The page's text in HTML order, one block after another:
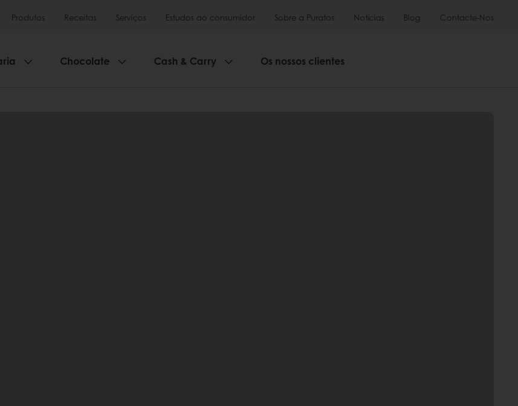
Produtos Receitas Serviços Estudos ao consumidor Sobre a Puratos Notícias Blog Contacte-Nos
Chocolate Cash & Carry Os nossos clientes